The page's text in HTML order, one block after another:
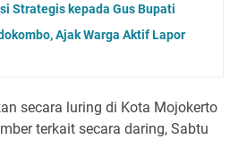
Strategis kepada Gus Bupati
Ajak Warga Aktif Lapor
secara luring di Kota Mojokerto
terkait secara daring, Sabtu